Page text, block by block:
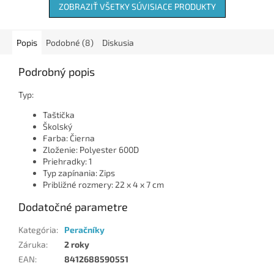
ZOBRAZIŤ VŠETKY SÚVISIACE PRODUKTY
Popis Podobné (8) Diskusia
Podrobný popis
Typ:
Taštička
Školský
Farba: Čierna
Zloženie: Polyester 600D
Priehradky: 1
Typ zapínania: Zips
Približné rozmery: 22 x 4 x 7 cm
Dodatočné parametre
Kategória:
Peračníky
Záruka:
2 roky
EAN: 8412688590551